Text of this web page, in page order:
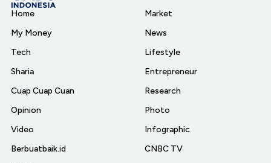
Home
My Money
Tech
Sharia
Cuap Cuap Cuan
Opinion
Video
Berbuatbaik.id
Market
News
Lifestyle
Entrepreneur
Research
Photo
Infographic
CNBC TV